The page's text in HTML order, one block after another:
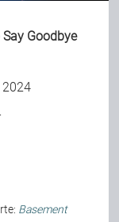
Say Goodbye
2024
Basement